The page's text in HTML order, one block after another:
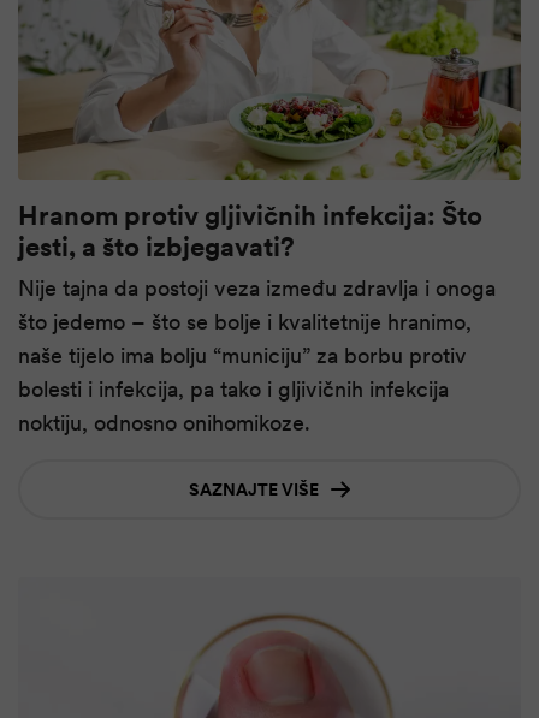
Hranom protiv gljivičnih infekcija: Što
jesti, a što izbjegavati?
Nije tajna da postoji veza između zdravlja i onoga
što jedemo – što se bolje i kvalitetnije hranimo,
naše tijelo ima bolju “municiju” za borbu protiv
bolesti i infekcija, pa tako i gljivičnih infekcija
noktiju, odnosno onihomikoze.
SAZNAJTE VIŠE